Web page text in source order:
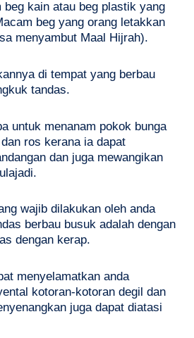
kain atau beg plastik yang
beg yang orang letakkan
menyambut Maal Hijrah).
di tempat yang berbau
tandas.
untuk menanam pokok bunga
ros kerana ia dapat
dan juga mewangikan
wajib dilakukan oleh anda
berbau busuk adalah dengan
dengan kerap.
menyelamatkan anda
kotoran-kotoran degil dan
juga dapat diatasi